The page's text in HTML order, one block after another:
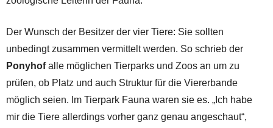
Der Wunsch der Besitzer der vier Tiere: Sie sollten
unbedingt zusammen vermittelt werden. So schrieb der
Ponyhofalle möglichen Tierparks und Zoos an um zu
prüfen, ob Platz und auch Struktur für die Viererbande
möglich seien. Im Tierpark Fauna waren sie es. „Ich habe
mir die Tiere allerdings vorher ganz genau angeschaut“,